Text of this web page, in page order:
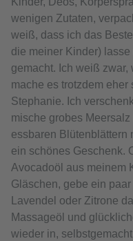
wenigen Zutaten,
weiß, dass ich das
die meiner Kinder)
gemacht. Ich weiß
mache es trotzdem
Stephanie. Ich
mische grobes
essbaren Blütenblättern
ein schönes Geschenk.
Avocadoöl aus meinem
Gläschen, gebe ein
Lavendel oder Zitrone
Massageöl und
wieder in,